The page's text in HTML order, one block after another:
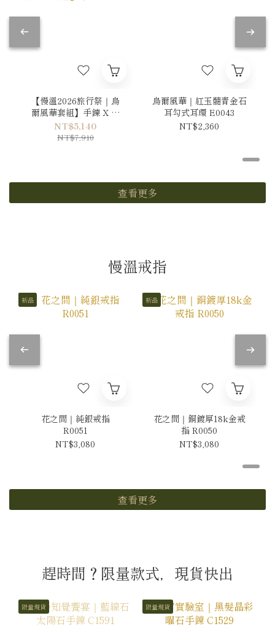
【慢溫2026旅行祭｜烏
爾風華套組】手鍊 X 耳
環
NT$5,140
NT$7,910
烏爾風華｜紅玉髓青金石
耳勾式耳環 E0043
NT$2,360
查看更多
慢溫戒指
新品
花之間｜純銀戒指
R0051
NT$3,080
新品
花之間｜銅鍍厚18k金戒
指 R0050
NT$3,080
查看更多
趕時間？限量款式，現貨快出
限量現貨 限量現貨